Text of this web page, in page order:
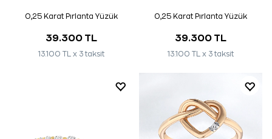
0,25 Karat Pırlanta Yüzük
39.300 TL
13.100 TL x 3 taksit
0,25 Karat Pırlanta Yüzük
39.300 TL
13.100 TL x 3 taksit